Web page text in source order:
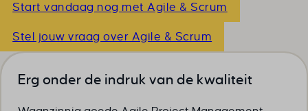
Start vandaag nog met Agile & Scrum
Stel jouw vraag over Agile & Scrum
Erg onder de indruk van de kwaliteit